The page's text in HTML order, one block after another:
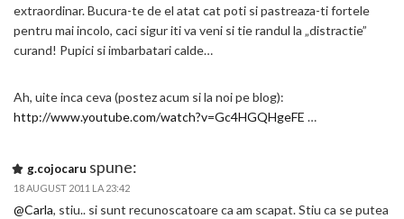
extraordinar. Bucura-te de el atat cat poti si pastreaza-ti fortele
pentru mai incolo, caci sigur iti va veni si tie randul la „distractie”
curand! Pupici si imbarbatari calde…
Ah, uite inca ceva (postez acum si la noi pe blog):
http://www.youtube.com/watch?v=Gc4HGQHgeFE …
g.cojocaru spune:
18 AUGUST 2011 LA 23:42
@Carla, stiu.. si sunt recunoscatoare ca am scapat. Stiu ca se putea